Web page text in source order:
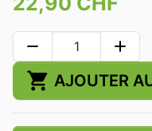
remove add
shopping_cart AJOUTER